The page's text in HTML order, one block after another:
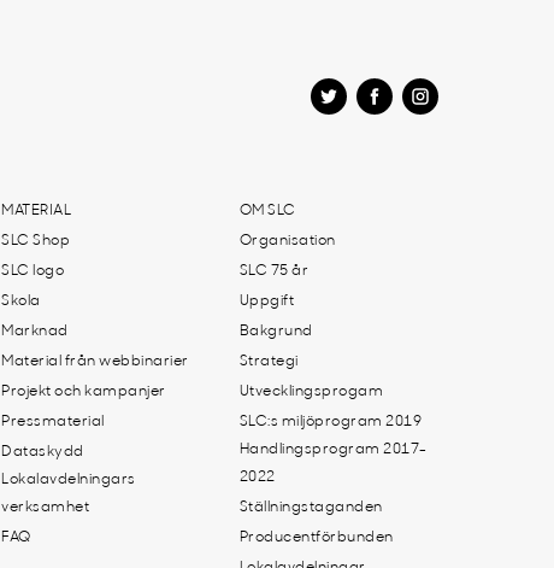
MATERIAL
SLC Shop
SLC logo
Skola
Marknad
Material från webbinarier
Projekt och kampanjer
Pressmaterial
Dataskydd
Lokalavdelningars
verksamhet
FAQ
OM SLC
Organisation
SLC 75 år
Uppgift
Bakgrund
Strategi
Utvecklingsprogam
SLC:s miljöprogram 2019
Handlingsprogram 2017-
2022
Ställningstaganden
Producentförbunden